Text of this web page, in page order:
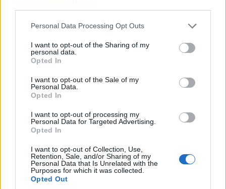
Please note that this website/app uses one or more Google
not limited to your visit or usage behaviour. You may click to
grant or deny consent to Google and its third-party tags to
use your data for below specified purposes in below Google
consent section.
Personal Data Processing Opt Outs
I want to opt-out of the Sharing of my
personal data.
Opted In
I want to opt-out of the Sale of my
Personal Data.
Opted In
I want to opt-out of processing my
Personal Data for Targeted Advertising.
Opted In
I want to opt-out of Collection, Use,
Retention, Sale, and/or Sharing of my
Personal Data that Is Unrelated with the
Purposes for which it was collected.
Opted Out
λίμνη έχει αξιοποιηθεί και τουριστικά, με αρκετές
δραστηριότητες πάνω και γύρω από τη λίμνη.